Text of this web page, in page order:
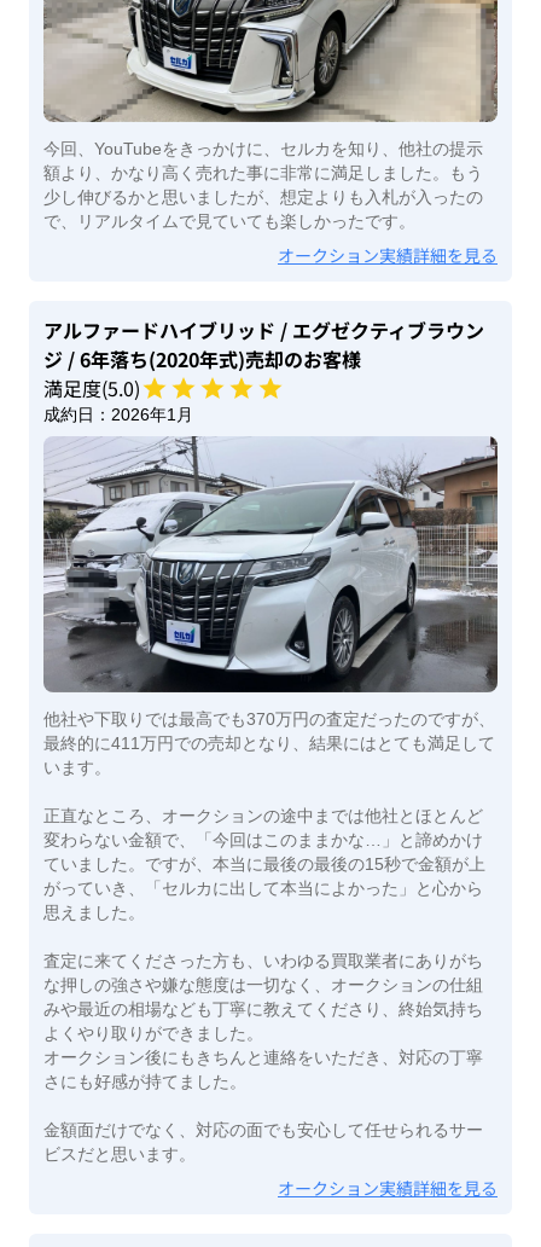
今回、YouTubeをきっかけに、セルカを知り、他社の提示
額より、かなり高く売れた事に非常に満足しました。もう
少し伸びるかと思いましたが、想定よりも入札が入ったの
で、リアルタイムで見ていても楽しかったです。
オークション実績詳細を見る
アルファードハイブリッド / エグゼクティブラウン
ジ / 6年落ち(2020年式)売却のお客様
満足度(5.0)
成約日： 2026年1月
他社や下取りでは最高でも370万円の査定だったのですが、
最終的に411万円での売却となり、結果にはとても満足して
います。
正直なところ、オークションの途中までは他社とほとんど
変わらない金額で、「今回はこのままかな…」と諦めかけ
ていました。ですが、本当に最後の最後の15秒で金額が上
がっていき、「セルカに出して本当によかった」と心から
思えました。
査定に来てくださった方も、いわゆる買取業者にありがち
な押しの強さや嫌な態度は一切なく、オークションの仕組
みや最近の相場なども丁寧に教えてくださり、終始気持ち
よくやり取りができました。
オークション後にもきちんと連絡をいただき、対応の丁寧
さにも好感が持てました。
金額面だけでなく、対応の面でも安心して任せられるサー
ビスだと思います。
オークション実績詳細を見る